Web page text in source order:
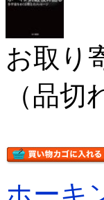
お取り
（品
ホーキ